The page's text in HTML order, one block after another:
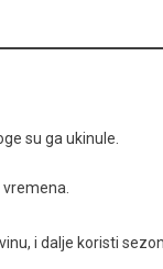
su ga ukinule.
i dalje koristi